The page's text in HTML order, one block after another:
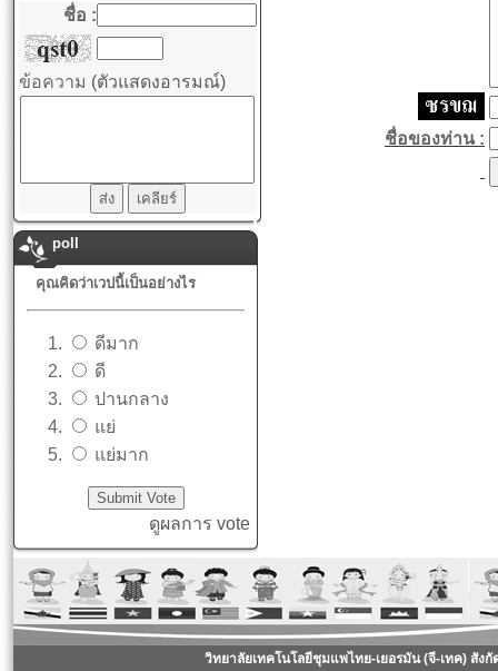
ชื่อ :
ข้อความ (ตัวแสดงอารมณ์)
poll
คุณคิดว่าเวปนี้เป็นอย่างไร
ดีมาก
ดี
ปานกลาง
แย่
แย่มาก
ดูผลการ vote
ชื่อของท่าน :
วิทยาลัยเทคโนโลยีชุมแพไทย-เยอรมัน (จี-เทค) สัง